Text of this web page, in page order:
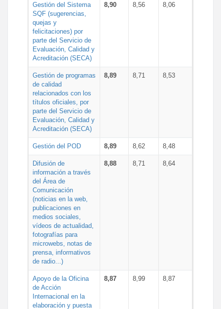
Gestión del Sistema
SQF (sugerencias,
quejas y
felicitaciones) por
parte del Servicio de
Evaluación, Calidad y
Acreditación (SECA)
8,90 8,56 8,06
Gestión de programas
de calidad
relacionados con los
títulos oficiales, por
parte del Servicio de
Evaluación, Calidad y
Acreditación (SECA)
8,89 8,71 8,53
Gestión del POD 8,89 8,62 8,48
Difusión de
información a través
del Área de
Comunicación
(noticias en la web,
publicaciones en
medios sociales,
vídeos de actualidad,
fotografías para
microwebs, notas de
prensa, informativos
de radio...)
8,88 8,71 8,64
Apoyo de la Oficina
de Acción
Internacional en la
elaboración y puesta
8,87 8,99 8,87